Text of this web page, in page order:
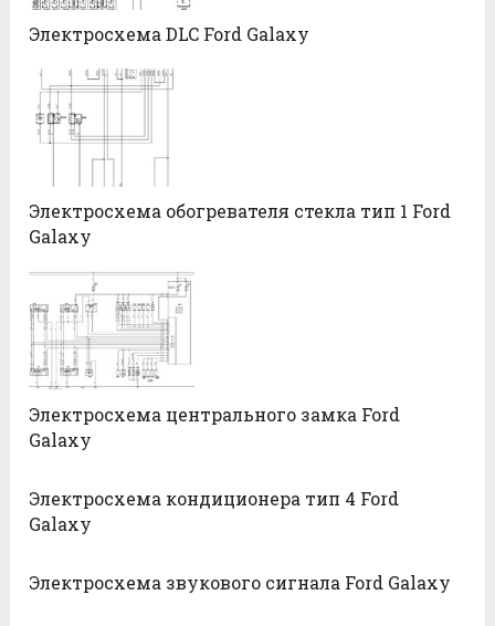
Электросхема DLC Ford Galaxy
Электросхема обогревателя стекла тип 1 Ford
Galaxy
Электросхема центрального замка Ford
Galaxy
Электросхема кондиционера тип 4 Ford
Galaxy
Электросхема звукового сигнала Ford Galaxy